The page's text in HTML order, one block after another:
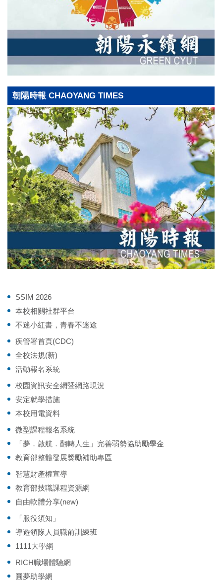
朝陽時報 CHAOYANG TIMES
SSIM 2026
本校相關社群平台
不迷小紅書，青春不迷途
疾管署首頁(CDC)
全校法規(新)
活動報名系統
校園資訊安全網暨網路現況
安定就學措施
本校用電資料
微型課程報名系統
「夢．啟航．翻轉人生」完善弱勢協助勵學金
教育部整體發展獎勵補助專區
智慧財產權宣導
教育部技職課程資源網
自由軟體分享(new)
「服役須知」
導遊領隊人員職前訓練班
1111大學網
RICH職場體驗網
圓夢助學網